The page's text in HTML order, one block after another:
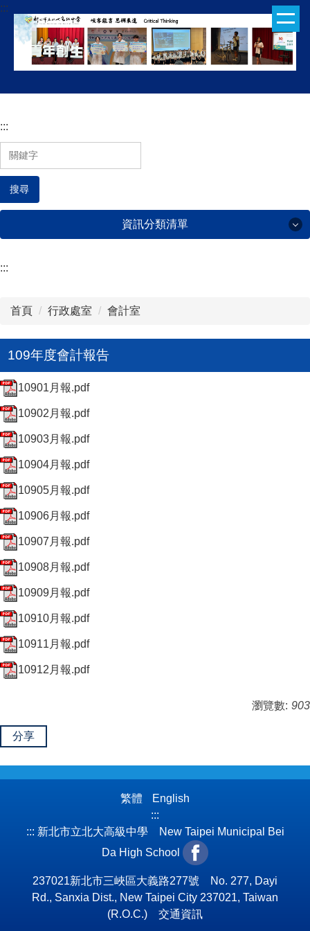
跳
到
容
:::
:::
搜尋
資訊分類清單
:::
首頁 行政處室 會計室
109年度會計報告
10901月報.pdf
10902月報.pdf
10903月報.pdf
10904月報.pdf
10905月報.pdf
10906月報.pdf
10907月報.pdf
10908月報.pdf
10909月報.pdf
10910月報.pdf
10911月報.pdf
10912月報.pdf
瀏覽數: 903
分享
繁體
English
:::
::: 新北市立北大高級中學 New Taipei Municipal Bei
Da High School
237021新北市三峽區大義路277號 No. 277, Dayi
Rd., Sanxia Dist., New Taipei City 237021, Taiwan
(R.O.C.) 交通資訊